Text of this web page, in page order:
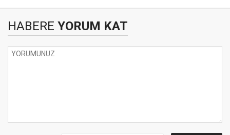
HABERE YORUM KAT